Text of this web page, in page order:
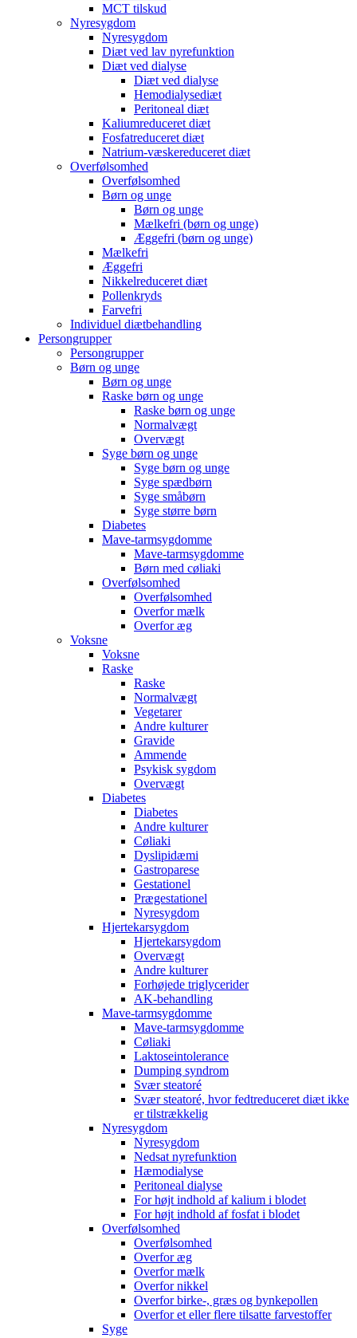
MCT tilskud
Nyresygdom
Nyresygdom
Diæt ved lav nyrefunktion
Diæt ved dialyse
Diæt ved dialyse
Hemodialysediæt
Peritoneal diæt
Kaliumreduceret diæt
Fosfatreduceret diæt
Natrium-væskereduceret diæt
Overfølsomhed
Overfølsomhed
Børn og unge
Børn og unge
Mælkefri (børn og unge)
Æggefri (børn og unge)
Mælkefri
Æggefri
Nikkelreduceret diæt
Pollenkryds
Farvefri
Individuel diætbehandling
Persongrupper
Persongrupper
Børn og unge
Børn og unge
Raske børn og unge
Raske børn og unge
Normalvægt
Overvægt
Syge børn og unge
Syge børn og unge
Syge spædbørn
Syge småbørn
Syge større børn
Diabetes
Mave-tarmsygdomme
Mave-tarmsygdomme
Børn med cøliaki
Overfølsomhed
Overfølsomhed
Overfor mælk
Overfor æg
Voksne
Voksne
Raske
Raske
Normalvægt
Vegetarer
Andre kulturer
Gravide
Ammende
Psykisk sygdom
Overvægt
Diabetes
Diabetes
Andre kulturer
Cøliaki
Dyslipidæmi
Gastroparese
Gestationel
Prægestationel
Nyresygdom
Hjertekarsygdom
Hjertekarsygdom
Overvægt
Andre kulturer
Forhøjede triglycerider
AK-behandling
Mave-tarmsygdomme
Mave-tarmsygdomme
Cøliaki
Laktoseintolerance
Dumping syndrom
Svær steatoré
Svær steatoré, hvor fedtreduceret diæt ikke
er tilstrækkelig
Nyresygdom
Nyresygdom
Nedsat nyrefunktion
Hæmodialyse
Peritoneal dialyse
For højt indhold af kalium i blodet
For højt indhold af fosfat i blodet
Overfølsomhed
Overfølsomhed
Overfor æg
Overfor mælk
Overfor nikkel
Overfor birke-, græs og bynkepollen
Overfor et eller flere tilsatte farvestoffer
Syge